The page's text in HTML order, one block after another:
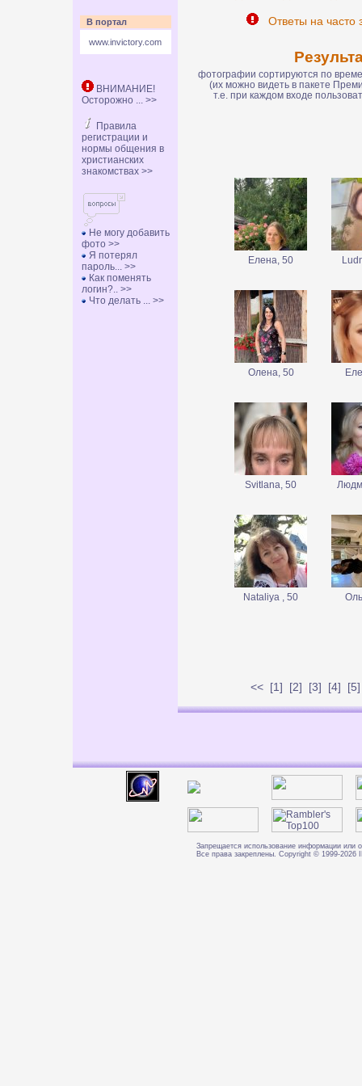
В портал
www.invictory.com
ВНИМАНИЕ!
Осторожно ... >>
Правила
регистрации и
нормы общения в
христианских
знакомствах >>
Не могу добавить
фото >>
Я потерял
пароль... >>
Как поменять
логин?.. >>
Что делать ... >>
Ответы на часто
фотографии сортируются по
(их можно видеть в пакете
т.е. при каждом входе
Елена, 50
Олена, 50
Svitlana, 50
Nataliya , 50
<< [1] [2] [3] [4] [5
Запрещается использование информации или
Все права закреплены. Copyright © 1999-